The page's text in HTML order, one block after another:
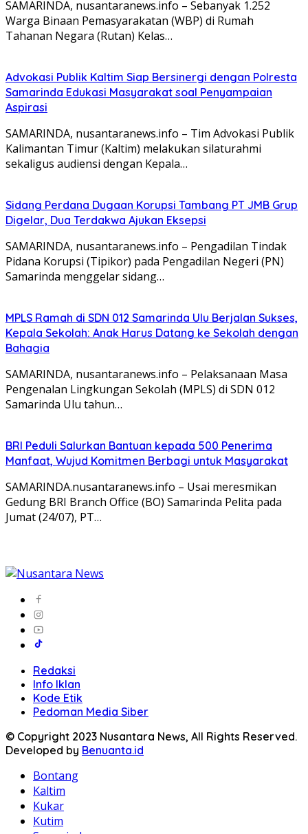
SAMARINDA, nusantaranews.info – Sebanyak 1.252
Warga Binaan Pemasyarakatan (WBP) di Rumah
Tahanan Negara (Rutan) Kelas…
Advokasi Publik Kaltim Siap Bersinergi dengan Polresta
Samarinda Edukasi Masyarakat soal Penyampaian
Aspirasi
SAMARINDA, nusantaranews.info – Tim Advokasi Publik
Kalimantan Timur (Kaltim) melakukan silaturahmi
sekaligus audiensi dengan Kepala…
Sidang Perdana Dugaan Korupsi Tambang PT JMB Grup
Digelar, Dua Terdakwa Ajukan Eksepsi
SAMARINDA, nusantaranews.info – Pengadilan Tindak
Pidana Korupsi (Tipikor) pada Pengadilan Negeri (PN)
Samarinda menggelar sidang…
MPLS Ramah di SDN 012 Samarinda Ulu Berjalan Sukses,
Kepala Sekolah: Anak Harus Datang ke Sekolah dengan
Bahagia
SAMARINDA, nusantaranews.info – Pelaksanaan Masa
Pengenalan Lingkungan Sekolah (MPLS) di SDN 012
Samarinda Ulu tahun…
BRI Peduli Salurkan Bantuan kepada 500 Penerima
Manfaat, Wujud Komitmen Berbagi untuk Masyarakat
SAMARINDA.nusantaranews.info – Usai meresmikan
Gedung BRI Branch Office (BO) Samarinda Pelita pada
Jumat (24/07), PT…
Redaksi
Info Iklan
Kode Etik
Pedoman Media Siber
© Copyright 2023 Nusantara News, All Rights Reserved.
Developed by Benuanta.id
Bontang
Kaltim
Kukar
Kutim